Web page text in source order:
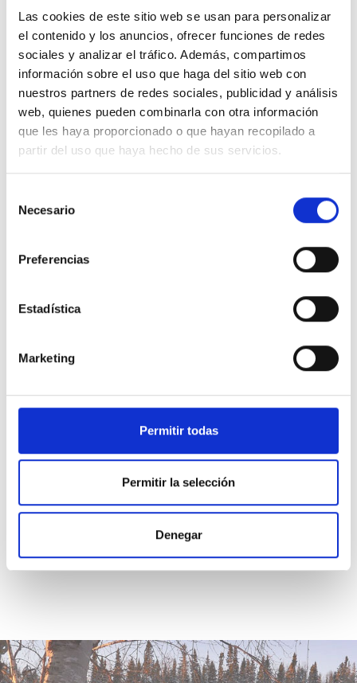
Las cookies de este sitio web se usan para personalizar
el contenido y los anuncios, ofrecer funciones de redes
sociales y analizar el tráfico. Además, compartimos
información sobre el uso que haga del sitio web con
nuestros partners de redes sociales, publicidad y análisis
web, quienes pueden combinarla con otra información
que les haya proporcionado o que hayan recopilado a
partir del uso que haya hecho de sus servicios.
Necesario
Preferencias
Estadística
Marketing
Permitir todas
Permitir la selección
Denegar
1. En mí -el santo Hijo de Dios- se reconcilian
todos los aspectos del plan celestial para la
salvación del mundo. ¿Qué podría estar en
conflicto, cuando todos los aspectos comparten
un mismo pro­pósito y una misma meta? ¿Cómo
podría haber un solo aspecto que estuviese
separado o que tuviese mayor o menor
importancia que los demás? Yo soy el medio por
el que el Hijo de Dios se salva, porque el
bilidad que Dios ubicó en mí. Fui creado como
que el mundo anda buscando. Soy el Hijo de
Dios, Su único y eterno amor. Yo soy el medio
que Tú me ofreces al pedirme que acepte la
Expiación para mí mismo.
Pues lo
igualmente en Ti.